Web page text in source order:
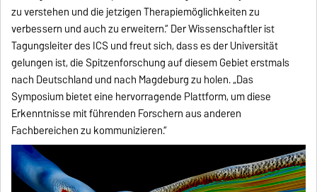
zu verstehen und die jetzigen Therapiemöglichkeiten zu
verbessern und auch zu erweitern.“ Der Wissenschaftler ist
Tagungsleiter des ICS und freut sich, dass es der Universität
gelungen ist, die Spitzenforschung auf diesem Gebiet erstmals
nach Deutschland und nach Magdeburg zu holen. „Das
Symposium bietet eine hervorragende Plattform, um diese
Erkenntnisse mit führenden Forschern aus anderen
Fachbereichen zu kommunizieren.“